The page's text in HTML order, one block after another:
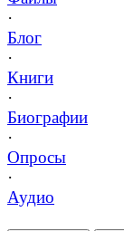
·
Блог
·
Книги
·
Биографии
·
Опросы
·
Аудио